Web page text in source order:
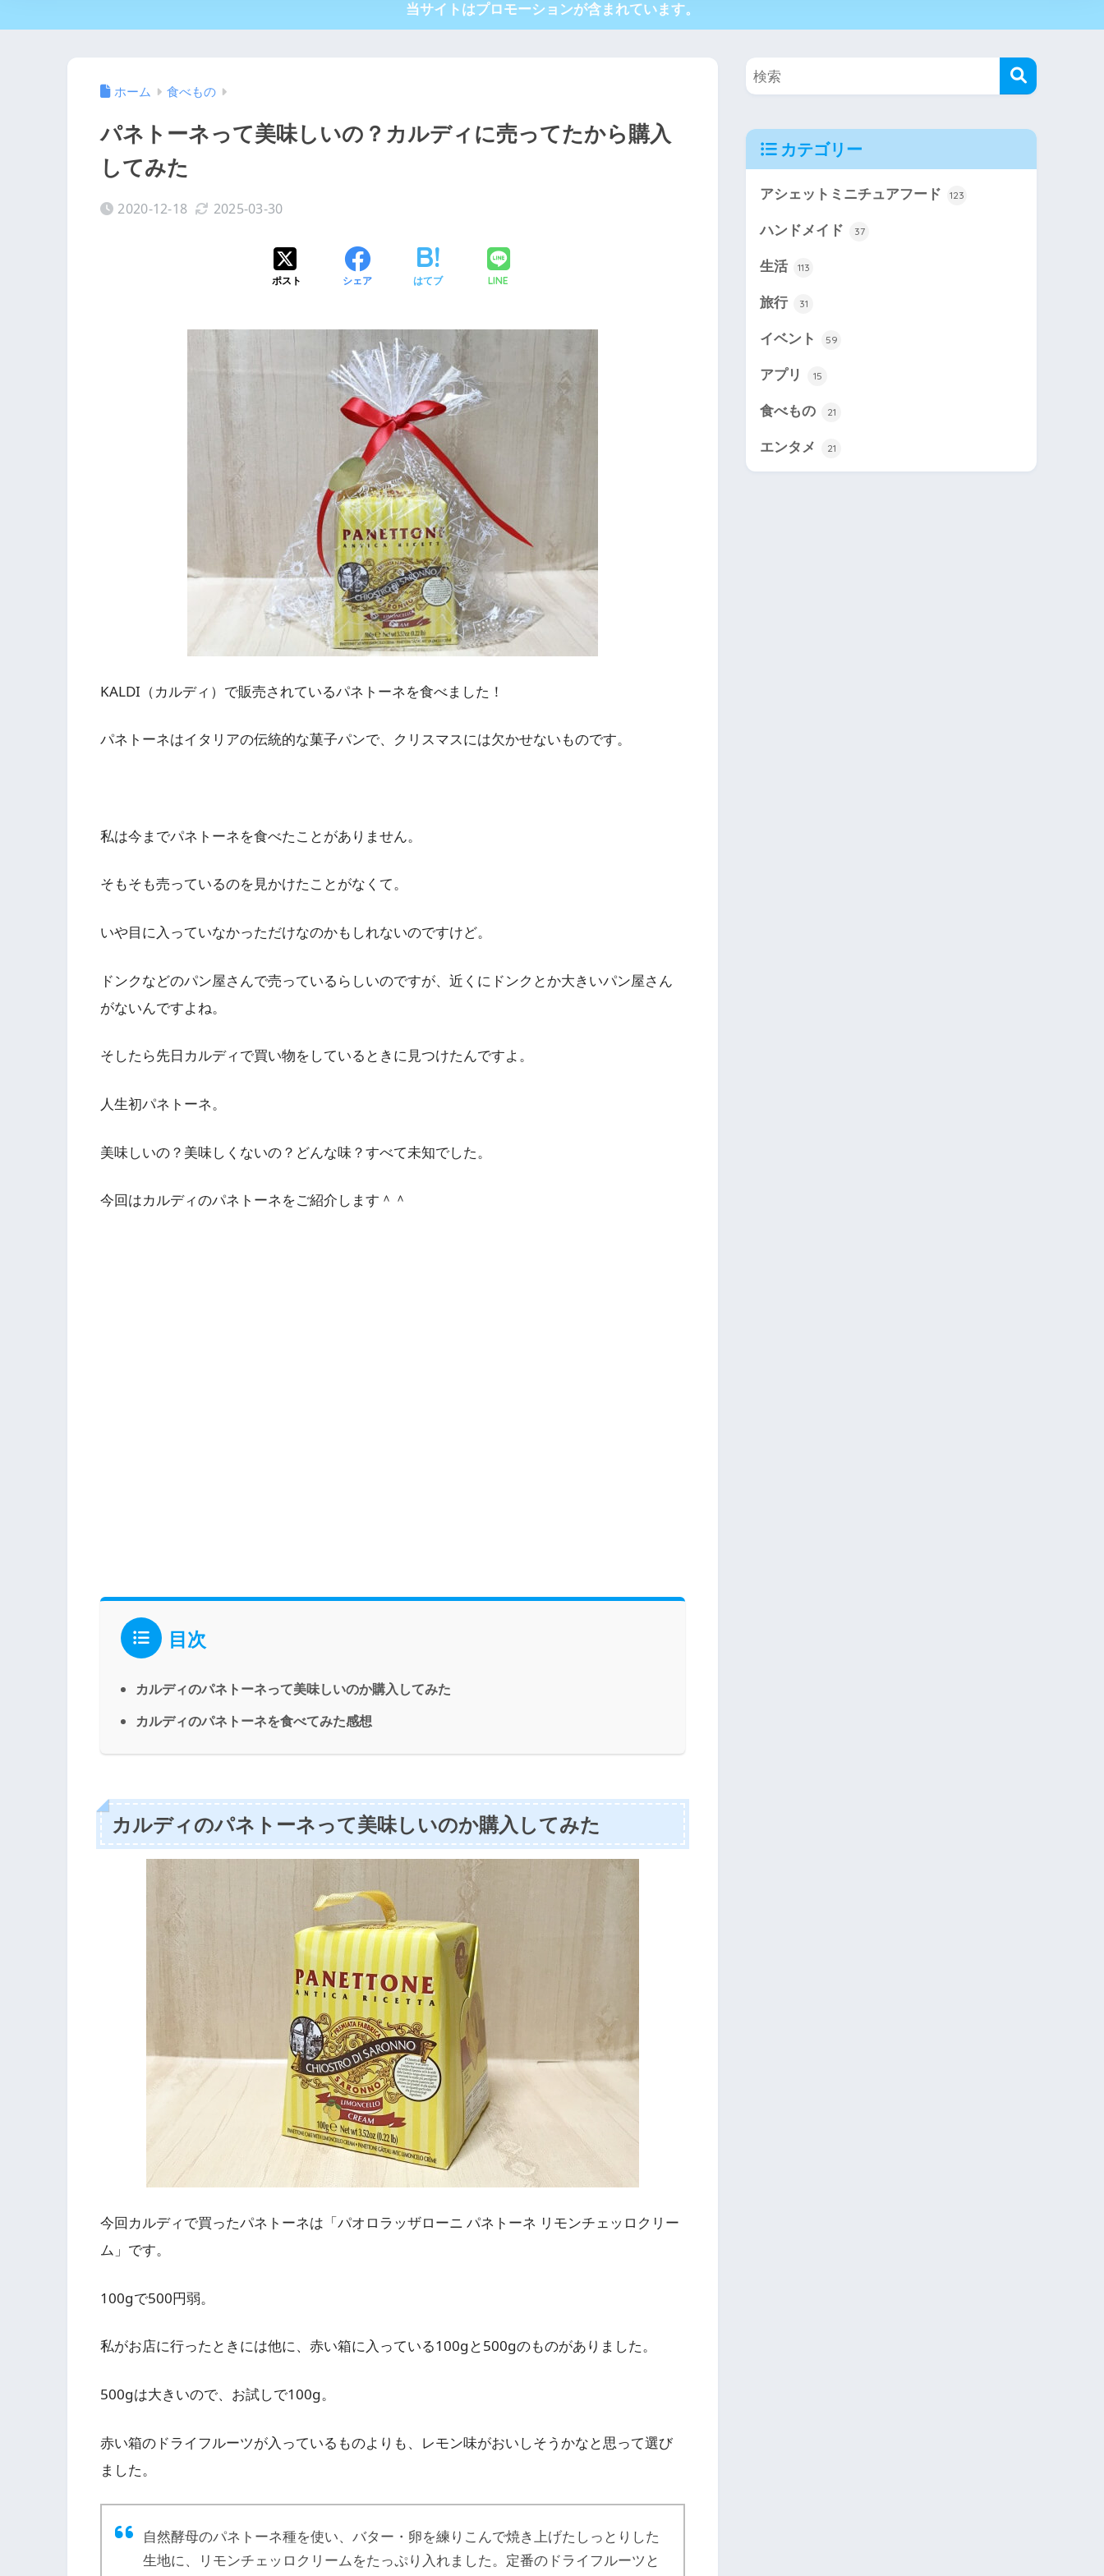
当サイトはプロモーションが含まれています。
ホーム 食べもの
パネトーネって美味しいの？カルディに売ってたから購入
してみた
2020-12-18 2025-03-30
ポスト シェア はてブ LINE
KALDI（カルディ）で販売されているパネトーネを食べました！
パネトーネはイタリアの伝統的な菓子パンで、クリスマスには欠かせないものです。
私は今までパネトーネを食べたことがありません。
そもそも売っているのを見かけたことがなくて。
いや目に入っていなかっただけなのかもしれないのですけど。
ドンクなどのパン屋さんで売っているらしいのですが、近くにドンクとか大きいパン屋さん
がないんですよね。
そしたら先日カルディで買い物をしているときに見つけたんですよ。
人生初パネトーネ。
美味しいの？美味しくないの？どんな味？すべて未知でした。
今回はカルディのパネトーネをご紹介します＾＾
目次
カルディのパネトーネって美味しいのか購入してみた
カルディのパネトーネを食べてみた感想
カルディのパネトーネって美味しいのか購入してみた
今回カルディで買ったパネトーネは「パオロラッザローニ パネトーネ リモンチェッロクリー
ム」です。
100gで500円弱。
私がお店に行ったときには他に、赤い箱に入っている100gと500gのものがありました。
500gは大きいので、お試しで100g。
赤い箱のドライフルーツが入っているものよりも、レモン味がおいしそうかなと思って選び
ました。
自然酵母のパネトーネ種を使い、バター・卵を練りこんで焼き上げたしっとりした
生地に、リモンチェッロクリームをたっぷり入れました。定番のドライフルーツと
カテゴリー
アシェットミニチュアフード 123
ハンドメイド 37
生活 113
旅行 31
イベント 59
アプリ 15
食べもの 21
エンタメ 21